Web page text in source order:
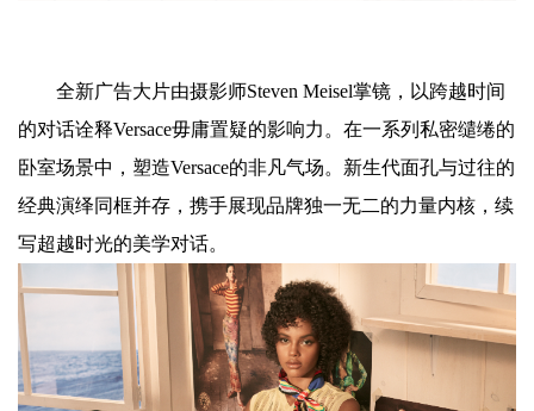
全新广告大片由摄影师Steven Meisel掌镜，以跨越时间
的对话诠释Versace毋庸置疑的影响力。在一系列私密缱绻的
卧室场景中，塑造Versace的非凡气场。新生代面孔与过往的
经典演绎同框并存，携手展现品牌独一无二的力量内核，续
写超越时光的美学对话。